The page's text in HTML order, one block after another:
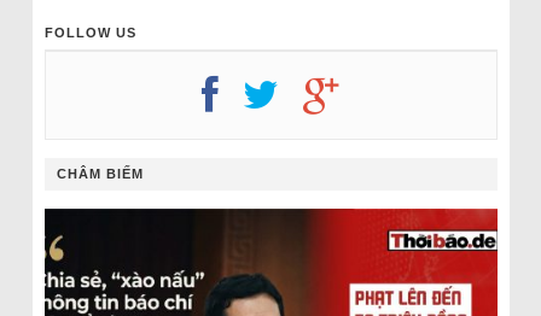
FOLLOW US
CHÂM BIẾM